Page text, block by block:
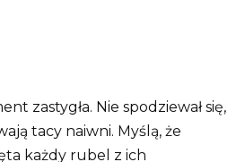
zastygła. Nie spodziewał się,
tacy naiwni. Myślą, że
każdy rubel z ich